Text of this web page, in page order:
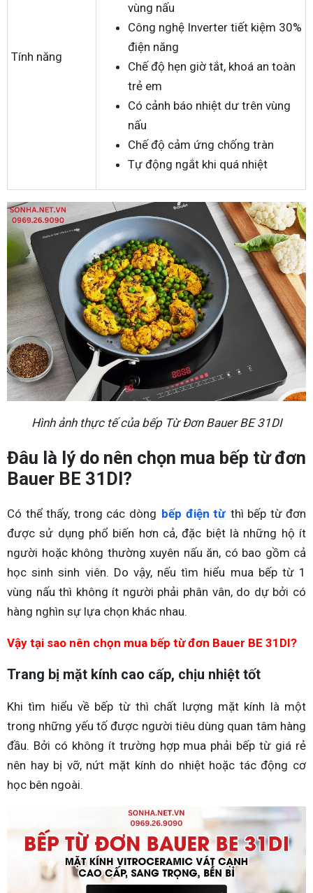
Tính năng
vùng nấu
Công nghệ Inverter tiết kiệm 30%
điện năng
Chế độ hẹn giờ tắt, khoá an toàn
trẻ em
Có cảnh báo nhiệt dư trên vùng
nấu
Chế độ cảm ứng chống tràn
Tự động ngắt khi quá nhiệt
Hình ảnh thực tế của bếp Từ Đơn Bauer BE 31DI
Đâu là lý do nên chọn mua bếp từ đơn
Bauer BE 31DI?
Có thể thấy, trong các dòng bếp điện từ thì bếp từ đơn
được sử dụng phổ biến hơn cả, đặc biệt là những hộ ít
người hoặc không thường xuyên nấu ăn, có bao gồm cả
học sinh sinh viên. Do vậy, nếu tìm hiểu mua bếp từ 1
vùng nấu thì không ít người phải phân vân, do dự bởi có
hàng nghìn sự lựa chọn khác nhau.
Vậy tại sao nên chọn mua bếp từ đơn Bauer BE 31DI?
Trang bị mặt kính cao cấp, chịu nhiệt tốt
Khi tìm hiểu về bếp từ thì chất lượng mặt kính là một
trong những yếu tố được người tiêu dùng quan tâm hàng
đầu. Bởi có không ít trường hợp mua phải bếp từ giá rẻ
nên hay bị vỡ, nứt mặt kính do nhiệt hoặc tác động cơ
học bên ngoài.